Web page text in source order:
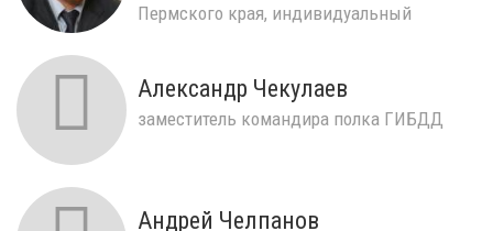
Пермского края, индивидуальный
Александр Чекулаев
заместитель командира полка ГИБДД
Андрей Челпанов